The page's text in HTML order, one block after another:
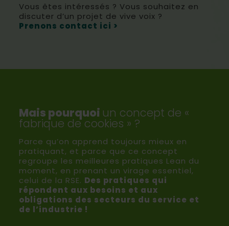
Vous êtes intéressés ? Vous souhaitez en
discuter d’un projet de vive voix ?
Prenons contact ici >
Mais pourquoi un concept de «
fabrique de cookies » ?
Parce qu’on apprend toujours mieux en
pratiquant, et parce que ce concept
regroupe les meilleures pratiques Lean du
moment, en prenant un virage essentiel,
celui de la RSE. Des pratiques qui
répondent aux besoins et aux
obligations des secteurs du service et
de l’industrie !